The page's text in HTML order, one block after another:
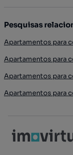
Pesquisas
Apartamentos para
Apartamentos para
Apartamentos para
Apartamentos para